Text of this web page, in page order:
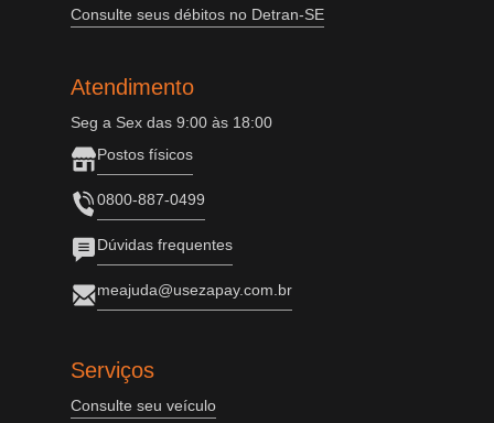
Consulte seus débitos no Detran-SE
Atendimento
Seg a Sex das 9:00 às 18:00
Postos físicos
0800-887-0499
Dúvidas frequentes
meajuda@usezapay.com.br
Serviços
Consulte seu veículo